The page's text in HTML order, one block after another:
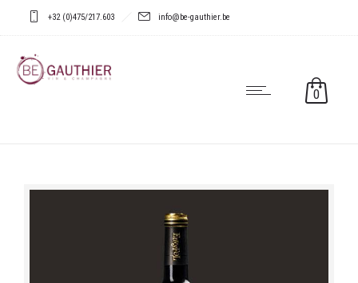
+32 (0)475/217.603 info@be-gauthier.be
0